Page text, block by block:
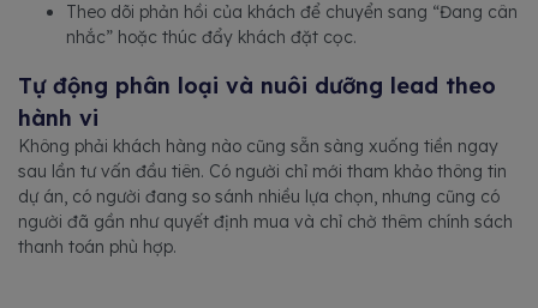
Theo dõi phản hồi của khách để chuyển sang “Đang cân
nhắc” hoặc thúc đẩy khách đặt cọc.
Tự động phân loại và nuôi dưỡng lead theo
hành vi
Không phải khách hàng nào cũng sẵn sàng xuống tiền ngay
sau lần tư vấn đầu tiên. Có người chỉ mới tham khảo thông tin
dự án, có người đang so sánh nhiều lựa chọn, nhưng cũng có
người đã gần như quyết định mua và chỉ chờ thêm chính sách
thanh toán phù hợp.